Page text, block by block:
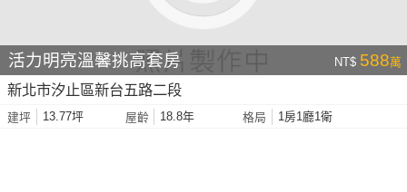
活力明亮溫馨挑高套房 NT$ 588萬
新北市汐止區新台五路二段
建坪 13.77坪 屋齡 18.8年 格局 1房1廳1衛